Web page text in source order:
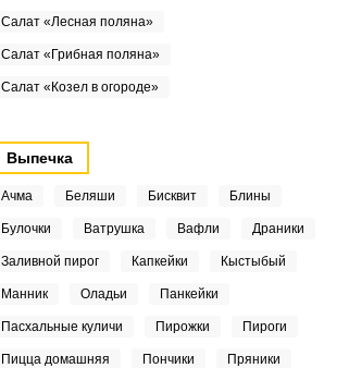
Салат «Лесная поляна»
Салат «Грибная поляна»
Салат «Козел в огороде»
Выпечка
Ачма Беляши Бисквит Блины
Булочки Ватрушка Вафли Драники
Заливной пирог Капкейки Кыстыбый
Манник Оладьи Панкейки
Пасхальные куличи Пирожки Пироги
Пицца домашняя Пончики Пряники